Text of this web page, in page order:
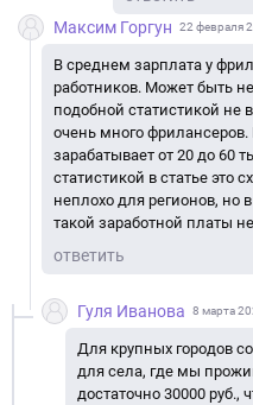
Максим Горгун
22 февраля
В среднем зарплата у
работников. Может быть
подобной статистикой не
очень много
зарабатывает от 20 до 60
статистикой в статье это
неплохо для регионов, но
такой заработной платы не
ответить
Гуля Иванова 8 марта
Для крупных городов
для села, где мы
достаточно 30000 руб.,